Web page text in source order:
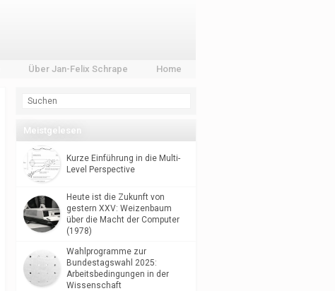
Home
Über Jan-Felix Schrape
Meistgelesen
Kurze Einführung in die Multi-
Level Perspective
Heute ist die Zukunft von
gestern XXV: Weizenbaum
über die Macht der Computer
(1978)
Wahlprogramme zur
Bundestagswahl 2025:
Arbeitsbedingungen in der
Wissenschaft